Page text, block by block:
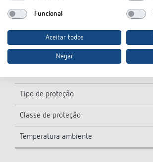
Tipo de contacto
Saída de comutação
Consumo em stand-by
Tipo de proteção
Classe de proteção
Temperatura ambiente
Funcional
Aceitar todos
Negar